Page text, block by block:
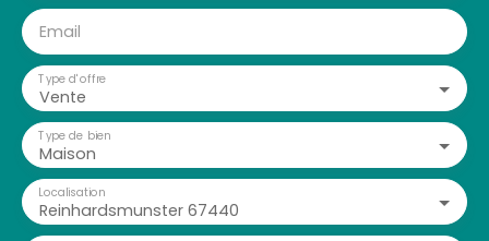
Email
Vente
Type d'offre
Maison
Type de bien
Reinhardsmunster 67440
Localisation